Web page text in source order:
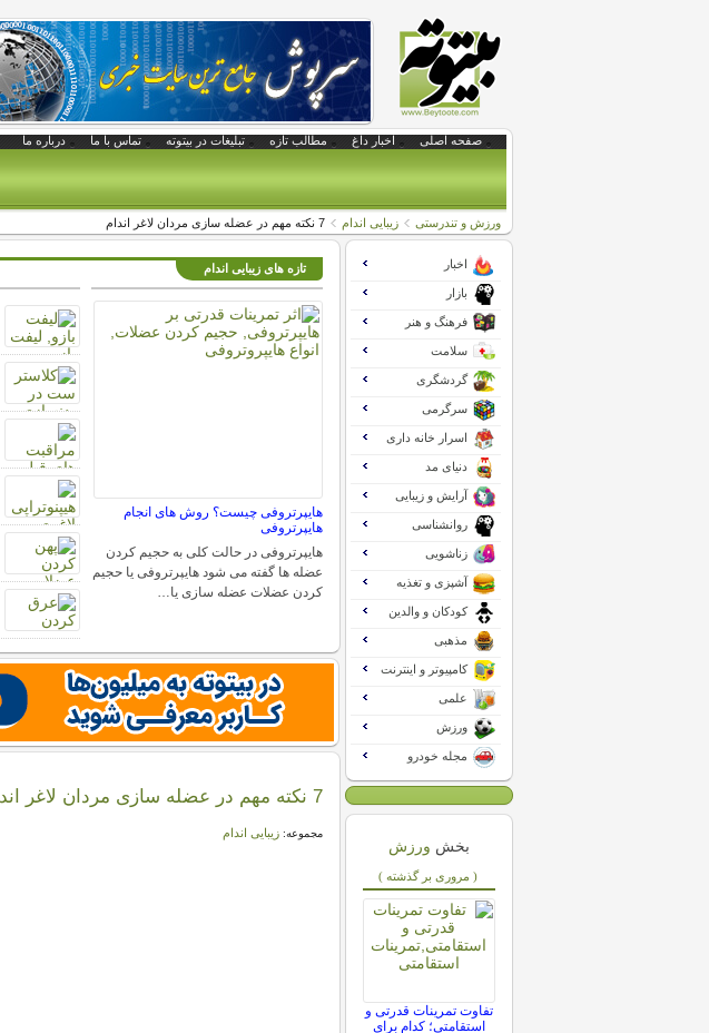
صفحه اصلی اخبار داغ مطالب تازه تبلیغات در بیتوته تماس با ما درباره ما
ورزش و تندرستی زیبایی اندام 7 نکته مهم در عضله سازی مردان لاغر اندام
تازه های زیبایی اندام
هایپرتروفی چیست؟ روش های انجام
هایپرتروفی
هایپرتروفی در حالت کلی به حجیم کردن
عضله ها گفته می شود هایپرتروفی یا حجیم
کردن عضلات عضله سازی یا…
7 نکته مهم در عضله سازی مردان لاغر اندام
مجموعه:زیبایی اندام
اخبار
بازار
فرهنگ و هنر
سلامت
گردشگری
سرگرمی
اسرار خانه داری
دنیای مد
آرایش و زیبایی
روانشناسی
زناشویی
آشپزی و تغذیه
کودکان و والدین
مذهبی
کامپیوتر و اینترنت
علمی
ورزش
مجله خودرو
بخش ورزش
( مروری بر گذشته )
تفاوت تمرینات قدرتی و
استقامتی؛ کدام برای